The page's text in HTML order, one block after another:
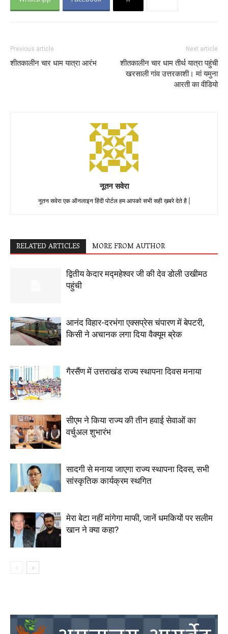
Previous article
शीतकालीन चार धाम यात्रा आरंभ
Next article
शीतकालीन चार धाम तीर्थ यात्रा पहुंची
खरसाली गांव उत्तरकाशी। मां यमुना
आरती का वीडियो
नूतन सवेरा
नूतन सवेरा एक ऑनलाइन हिंदी पोर्टल हम आपको सभी सही ख़बरे देते है |
RELATED ARTICLES MORE FROM AUTHOR
द्वितीय केदार मद्महेश्वर जी की देव डोली उखीमठ
पहुंची
आनंद विहार-दरभंगा एक्सप्रेस चंपारण में बेपटरी,
किसी ने अचानक लगा दिया वैक्यूम ब्रेक
गैरसैंण में उत्तराखंड राज्य स्थापना दिवस मनाया
सीएम ने किया राज्य की तीन हवाई सेवाओं का
वर्चुअल शुभारंभ
सादगी से मनाया जाएगा राज्य स्थापना दिवस, सभी
सांस्कृतिक कार्यक्रम स्थगित
मेरा बेटा नहीं मांगेगा माफी, जानें धमकियों पर सलीम
खान ने क्या कहा?